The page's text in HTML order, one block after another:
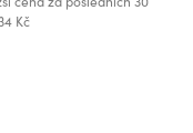
Kč